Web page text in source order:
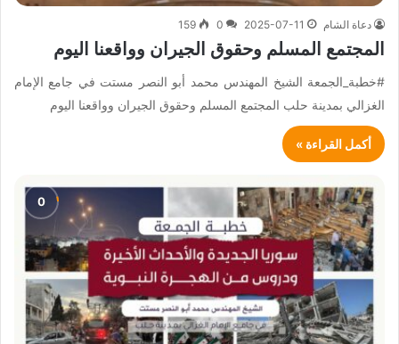
دعاة الشام 2025-07-11
0
159
المجتمع المسلم وحقوق الجيران وواقعنا اليوم
#خطبة_الجمعة الشيخ المهندس محمد أبو النصر مستت في جامع الإمام
الغزالي بمدينة حلب المجتمع المسلم وحقوق الجيران وواقعنا اليوم
أكمل القراءة »